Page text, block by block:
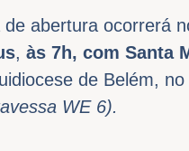
abertura ocorrerá
, às 7h, com Santa
de Belém,
WE 6).